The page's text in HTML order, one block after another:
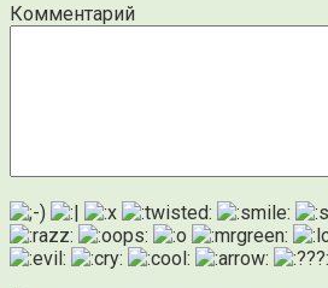
Комментарий